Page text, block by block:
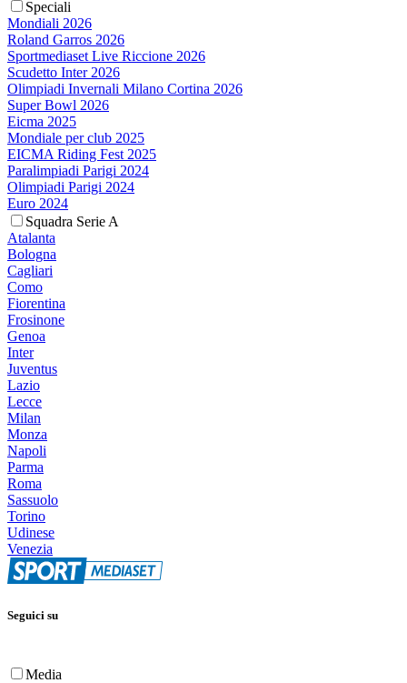
Speciali
Mondiali 2026
Roland Garros 2026
Sportmediaset Live Riccione 2026
Scudetto Inter 2026
Olimpiadi Invernali Milano Cortina 2026
Super Bowl 2026
Eicma 2025
Mondiale per club 2025
EICMA Riding Fest 2025
Paralimpiadi Parigi 2024
Olimpiadi Parigi 2024
Euro 2024
Squadra Serie A
Atalanta
Bologna
Cagliari
Como
Fiorentina
Frosinone
Genoa
Inter
Juventus
Lazio
Lecce
Milan
Monza
Napoli
Parma
Roma
Sassuolo
Torino
Udinese
Venezia
Seguici su
Media